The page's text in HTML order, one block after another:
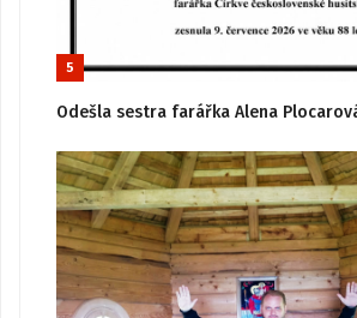
5
Odešla sestra farářka Alena